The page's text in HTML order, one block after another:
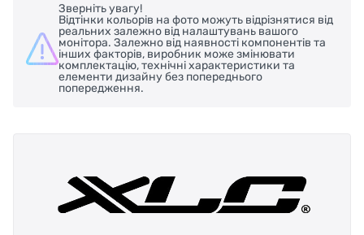
Зверніть увагу!
Відтінки кольорів на фото можуть відрізнятися від
реальних залежно від налаштувань вашого
монітора. Залежно від наявності компонентів та
інших факторів, виробник може змінювати
комплектацію, технічні характеристики та
елементи дизайну без попереднього
попередження.